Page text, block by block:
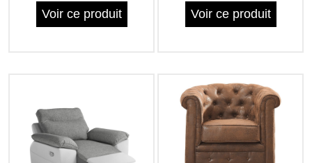
Voir ce produit
Voir ce produit